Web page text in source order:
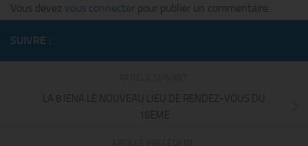
Vous devez vous connecter pour publier un commentaire.
SUIVRE :
LA 8 IENA LE NOUVEAU LIEU DE RENDEZ-VOUS DU
16EME